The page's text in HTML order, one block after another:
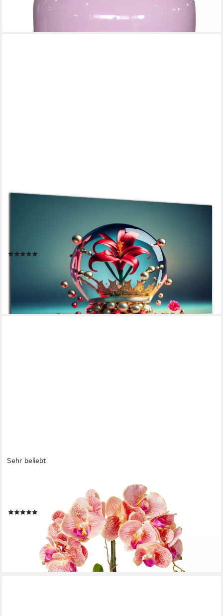
lieferbar - in 4-5 Werktagen bei dir
+11
Leinwandbild Modern Abstrakt Wandbilder XXL Wandbild Wand
Schlafzimmer Küche Esszimmer Einteilig Querformat Fotodruck
Leinwände Wanddeko Abstrakte Kunst Boho), 30x20cm
24,90 €
lieferbar - in 6-7 Werktagen bei dir
+19
Sehr beliebt
Kunstorchidee PASCH® Orchidee künstlich wie echt (40cm) in
Hochglanz-Keramiktopf Orchidee, PASCH
UVP44,99 €
lieferbar - in 5-6 Werktagen bei dir
+9